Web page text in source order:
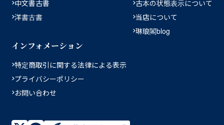
中文書古書
洋書古書
古本の状態表示について
当店について
琳琅閣blog
インフォメーション
特定商取引に関する法律による表示
プライバシーポリシー
お問い合わせ